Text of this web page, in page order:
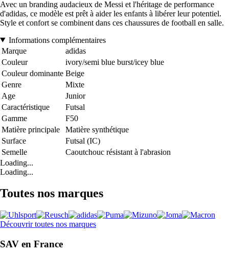
Avec un branding audacieux de Messi et l'héritage de performance
d'adidas, ce modèle est prêt à aider les enfants à libérer leur potentiel.
Style et confort se combinent dans ces chaussures de football en salle.
Informations complémentaires
Marque
adidas
Couleur
ivory/semi blue burst/icey blue
Couleur dominante Beige
Genre
Mixte
Age
Junior
Caractéristique
Futsal
Gamme
F50
Matière principale
Matière synthétique
Surface
Futsal (IC)
Semelle
Caoutchouc résistant à l'abrasion
Loading...
Loading...
Toutes nos marques
Découvrir toutes nos marques
SAV en France